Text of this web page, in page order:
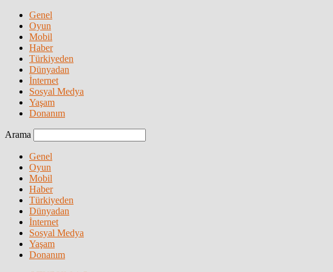
Genel
Oyun
Mobil
Haber
Türkiyeden
Dünyadan
İnternet
Sosyal Medya
Yaşam
Donanım
Arama
Genel
Oyun
Mobil
Haber
Türkiyeden
Dünyadan
İnternet
Sosyal Medya
Yaşam
Donanım